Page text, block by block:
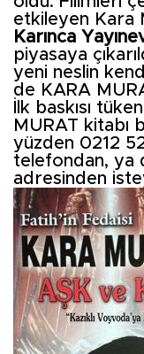
etkileyen Kara
Karınca
piyasaya
yeni neslin
de KARA
İlk baskısı
MURAT kitabı
yüzden 0212
telefondan, ya
adresinden